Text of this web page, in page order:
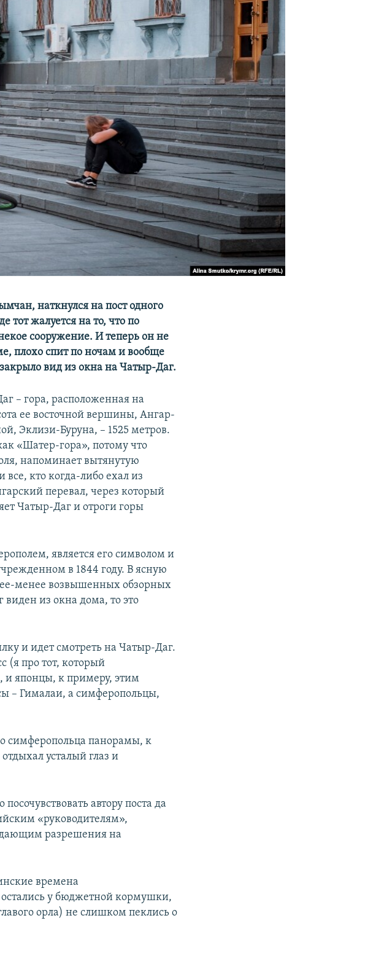
наткнулся на пост одного
тот жалуется на то, что по
сооружение. И теперь он не
плохо спит по ночам и вообще
вид из окна на Чатыр-Даг.
– гора, расположенная на
ее восточной вершины, Ангар-
Эклизи-Буруна, – 1525 метров.
«Шатер-гора», потому что
напоминает вытянутую
все, кто когда-либо ехал из
перевал, через который
Чатыр-Даг и отроги горы
является его символом и
в 1844 году. В ясную
менее возвышенных обзорных
из окна дома, то это
и идет смотреть на Чатыр-Даг.
(я про тот, который
и японцы, к примеру, этим
– Гималаи, а симферопольцы,
симферопольца панорамы, к
усталый глаз и
посочувствовать автору поста да
«руководителям»,
разрешения на
времена
у бюджетной кормушки,
орла) не слишком пеклись о